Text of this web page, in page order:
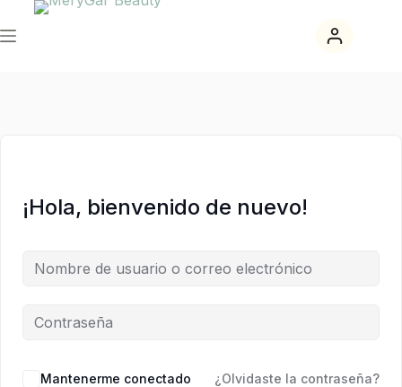
Saltar
al
Saltar
al
¡Hola, bienvenido de nuevo!
Mantenerme conectado ¿Olvidaste la contraseña?